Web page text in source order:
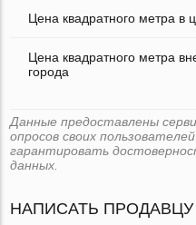
Цена квадратного метра в
Цена квадратного метра
города
Данные предоставлены
опросов своих
гарантировать
данных.
НАПИСАТЬ ПРОДАВЦУ